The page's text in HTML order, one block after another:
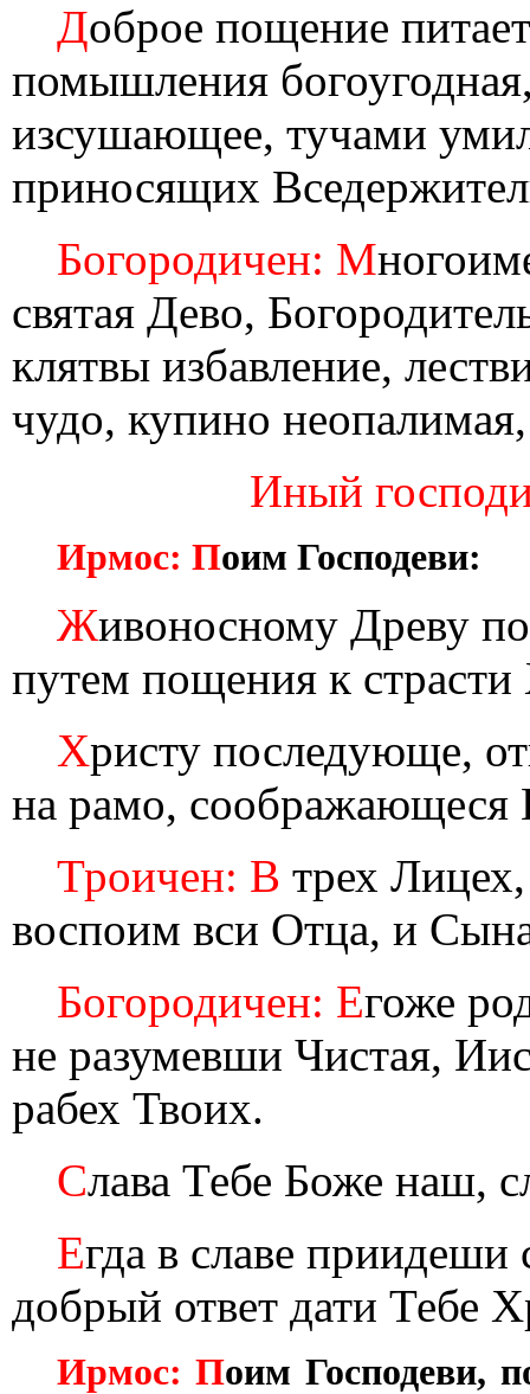
Доброе пощение
помышления
изсушающее, тучами
приносящих
Богородичен: М
святая Дево,
клятвы избавление,
чудо, купино
Иный
Ирмос: Поим Господеви:
Живоносному Древу
путем пощения к
Христу последующе,
на рамо, соображающеся
Троичен: В трех
воспоим вси Отца, и
Богородичен: Егоже
не разумевши Чистая,
рабех Твоих.
Слава Тебе Боже наш,
Егда в славе приидеши
добрый ответ дати Тебе
Ирмос: Поим Господеви,